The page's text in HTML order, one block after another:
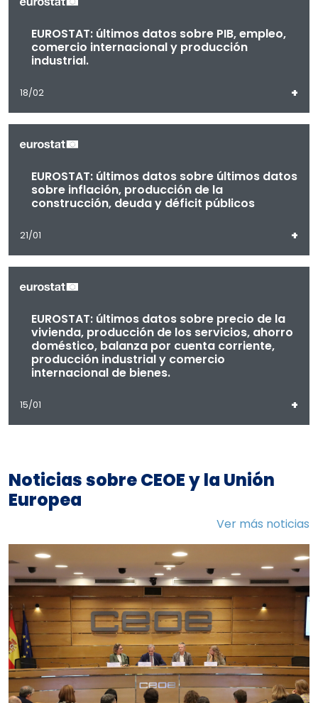
EUROSTAT: últimos datos sobre PIB, empleo,
comercio internacional y producción
industrial.
18/02 +
EUROSTAT: últimos datos sobre últimos datos
sobre inflación, producción de la
construcción, deuda y déficit públicos
21/01 +
EUROSTAT: últimos datos sobre precio de la
vivienda, producción de los servicios, ahorro
doméstico, balanza por cuenta corriente,
producción industrial y comercio
internacional de bienes.
15/01 +
Noticias sobre CEOE y la Unión
Europea
Ver más noticias